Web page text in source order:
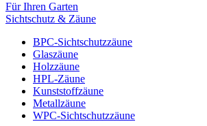
Für Ihren Garten
Sichtschutz & Zäune
BPC-Sichtschutzzäune
Glaszäune
Holzzäune
HPL-Zäune
Kunststoffzäune
Metallzäune
WPC-Sichtschutzzäune